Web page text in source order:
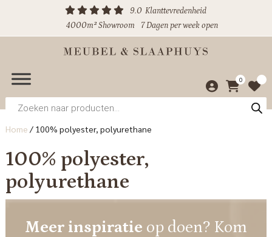
9.0 Klanttevredenheid
4000m² Showroom
7 Dagen per week open
0
Producten
zoeken
Home / 100% polyester, polyurethane
100% polyester,
polyurethane
Meer inspiratie op doen? Kom